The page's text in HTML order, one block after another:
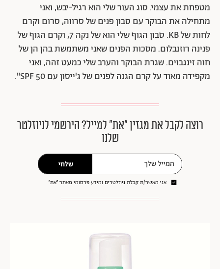
מטפחת את עצמי. סוג העור שלי הוא רגיל-יבש, ואני
מתחילה את הבוקר עם סבון פנים של סרווה, סרום וקרם
לחות של KB. סבון הגוף שלי הוא של נקה 7, וקרם הגוף של
פנינה רוזנבלום. מסכות הפנים שאני משתמשת בהן הן של
חוה זינגבוים. שגרת הבוקר והערב שלי כמעט זהה, ואני
מקפידה מאוד על קרם הגנה לפנים של ג'ייסון עם SPF 50".
רוצה לקבל את מגזין ״את״ למייל? הירשמי לניוזלטר
שלנו
שלחי
אני מאשר/ת קבלת ניוזלטרים ומידע פרסומי מאתר ״את״